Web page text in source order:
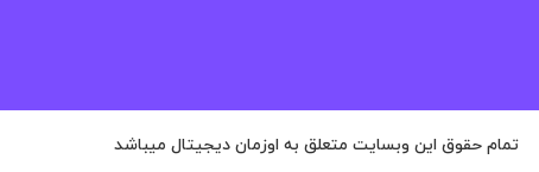
تمام حقوق این وبسایت متعلق به اوزمان دیجیتال میباشد